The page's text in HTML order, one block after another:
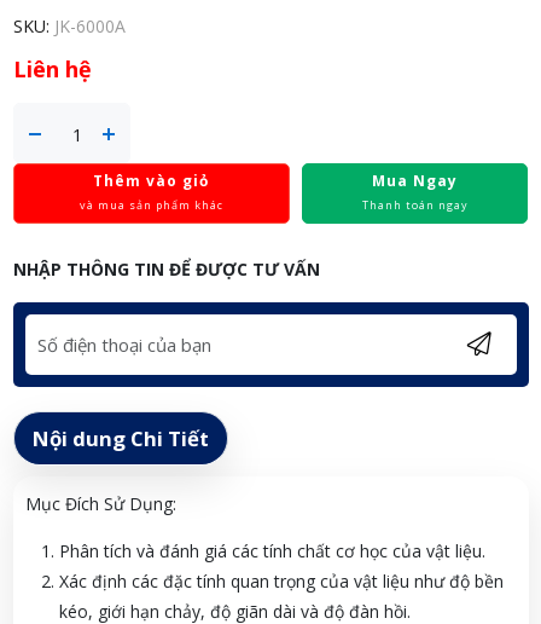
SKU: JK-6000A
Liên hệ
Thêm vào giỏ
và mua sản phẩm khác
Mua Ngay
Thanh toán ngay
NHẬP THÔNG TIN ĐỂ ĐƯỢC TƯ VẤN
Nội dung Chi Tiết
Mục Đích Sử Dụng:
Phân tích và đánh giá các tính chất cơ học của vật liệu.
Xác định các đặc tính quan trọng của vật liệu như độ bền
kéo, giới hạn chảy, độ giãn dài và độ đàn hồi.